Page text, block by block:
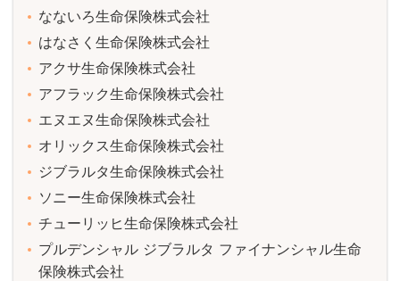
なないろ生命保険株式会社
はなさく生命保険株式会社
アクサ生命保険株式会社
アフラック生命保険株式会社
エヌエヌ生命保険株式会社
オリックス生命保険株式会社
ジブラルタ生命保険株式会社
ソニー生命保険株式会社
チューリッヒ生命保険株式会社
プルデンシャル ジブラルタ ファイナンシャル生命
保険株式会社